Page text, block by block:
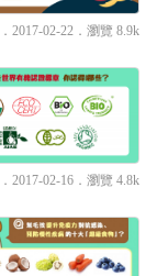
．2017-02-22． 瀏覽 8.9k
．2017-02-16． 瀏覽 4.8k